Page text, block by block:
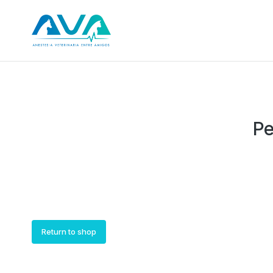
Return to shop